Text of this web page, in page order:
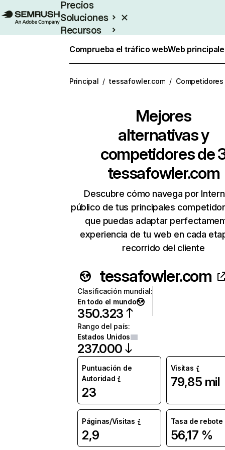
Precios
Soluciones
Recursos
Comprueba el tráfico webWeb
Principal / tessafowler.com / Competidores
Mejores
alternativas y
competidores de
tessafowler.com
Descubre cómo navega por
público de tus principales
que puedas adaptar
experiencia de tu web en cada
recorrido del cliente
tessafowler.com
Clasificación mundial:
En todo el mundo
350.323
Rango del país:
Estados Unidos
237.000
Puntuación de
Autoridad
23
Visitas
79,85 mil
Páginas/Visitas
2,9
Tasa de rebote
56,17 %